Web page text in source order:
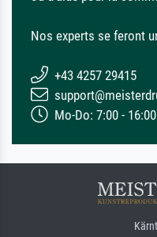
Nos experts se feront
+43 4257 29415
Mo-Do: 7:00 -